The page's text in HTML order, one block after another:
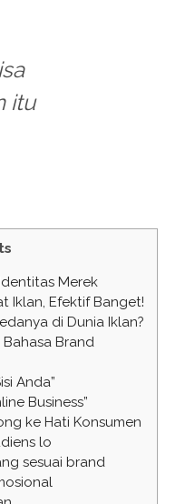
itu
Merek
Iklan, Efektif Banget!
di Dunia Iklan?
Brand
Anda”
Business”
ke Hati Konsumen
lo
sesuai brand